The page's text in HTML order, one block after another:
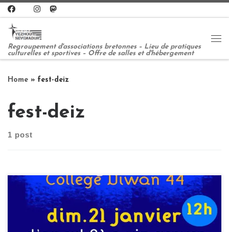
Skip to content
Regroupement d'associations bretonnes – Lieu de pratiques
culturelles et sportives – Offre de salles et d'hébergement
Home » fest-deiz
fest-deiz
1 post
Sul 21 a viz Gwenver 2018 Kig ha farz ha fest-deiz aozet